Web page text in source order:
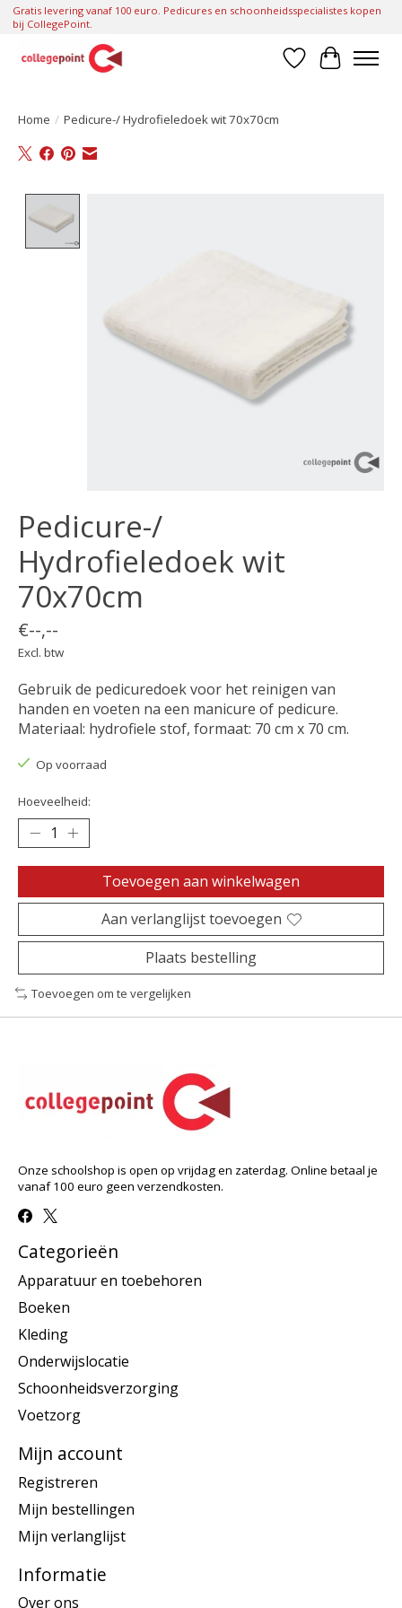
Gratis levering vanaf 100 euro. Pedicures en schoonheidsspecialistes kopen
bij CollegePoint.
Verlanglijst
Home / Pedicure-/ Hydrofieledoek wit 70x70cm
Pedicure-/
Hydrofieledoek wit
70x70cm
€--,--
Excl. btw
Gebruik de pedicuredoek voor het reinigen van
handen en voeten na een manicure of pedicure.
Materiaal: hydrofiele stof, formaat: 70 cm x 70 cm.
Op voorraad
Hoeveelheid:
Toevoegen aan winkelwagen
Aan verlanglijst toevoegen
Plaats bestelling
Toevoegen om te vergelijken
Onze schoolshop is open op vrijdag en zaterdag. Online betaal je
vanaf 100 euro geen verzendkosten.
Categorieën
Apparatuur en toebehoren
Boeken
Kleding
Onderwijslocatie
Schoonheidsverzorging
Voetzorg
Mijn account
Registreren
Mijn bestellingen
Mijn verlanglijst
Informatie
Over ons